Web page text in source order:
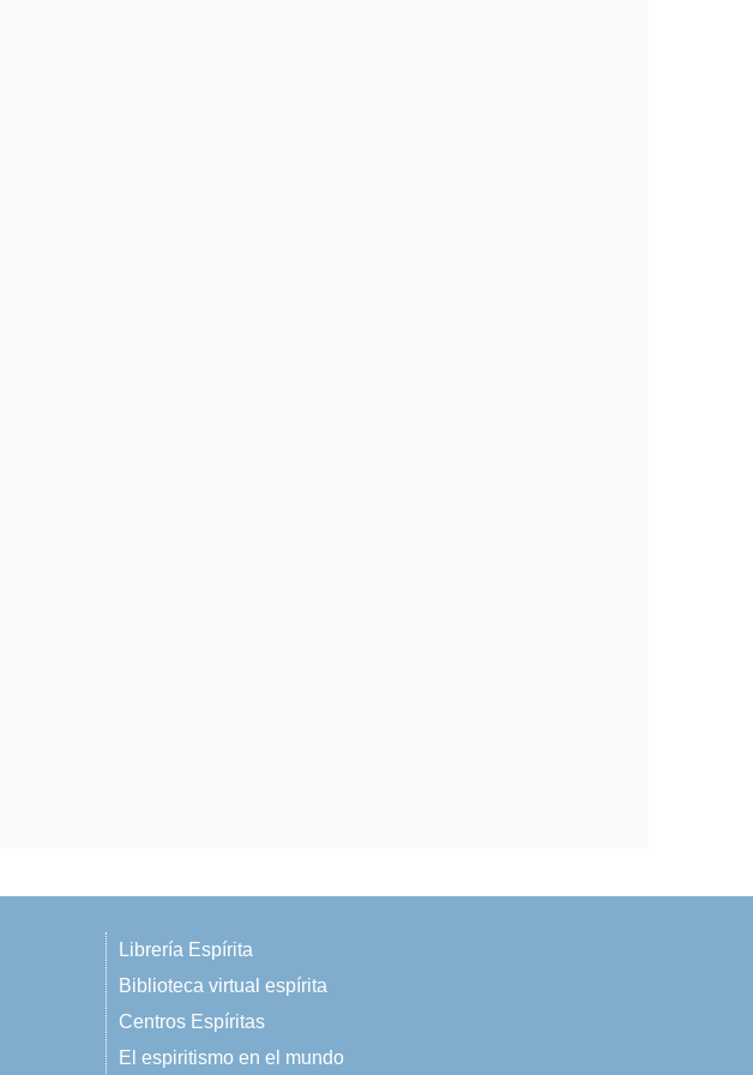
Librería Espírita
Biblioteca virtual espírita
Centros Espíritas
El espiritismo en el mundo